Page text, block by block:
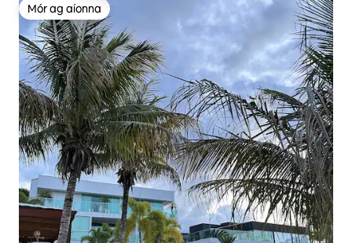
Mór ag aíonna
Mór ag aíonna